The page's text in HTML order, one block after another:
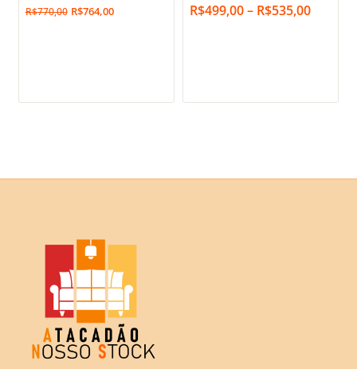
R$770,00 R$764,00 R$499,00– R$535,00